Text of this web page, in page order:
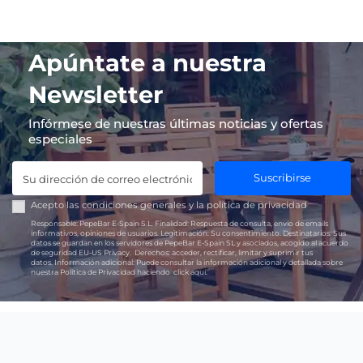
Apúntate a nuestra
Newsletter
Infórmese de nuestras últimas noticias y ofertas
especiales
Suscribirse
Acepto las condiciones generales y lapolítica de privacidad
Responsable:PepeBar E-Spain S.L. Finalidad: Respuesta de consulta, envío de emails
informativos, opiniones de usuarios. Legitimación: Su consentimiento. Destinatarios:Sus
datos se guardan en los servidores de PepeBar E-Spain SL y asociados, acogido al acuerdo
de seguridad EU-US Privacy.
Derechos: acceder, rectificar, limitar y suprimir tus
datos.Información adicional:Puede consultar la información adicional y detallada sobre
nuestra Política de Privacidad haciendoclick aquí.